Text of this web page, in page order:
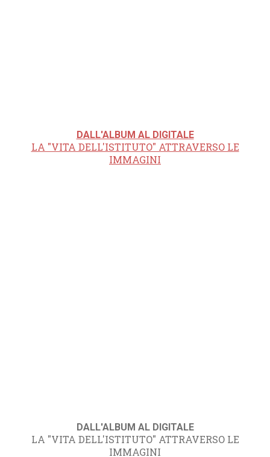
DALL'ALBUM AL DIGITALE
LA "VITA DELL'ISTITUTO" ATTRAVERSO LE
IMMAGINI
DALL'ALBUM AL DIGITALE
LA "VITA DELL'ISTITUTO" ATTRAVERSO LE
IMMAGINI